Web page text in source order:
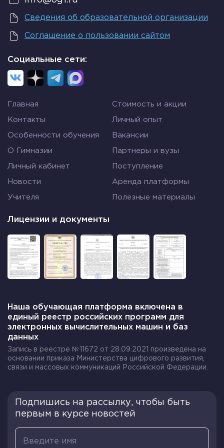
Также на народном собрании из числа
сенаторов избирались люди на следующие
8 преторов – проводили суды;
и устраивали зрелища;
2 цензора – руководили общественными
Вся власть по-прежнему была сосредоточена в
занимать управляющие должности и владеть
должны были участвовать в военных походах.
При этом захваченные земли делили между
собой только патриции.
Такая несправедливость стала причиной отказа
плебеев подчиниться консулам накануне
они в полном боевом облачении ушли из города
и стали лагерем на другом холме. Это очень
напугало патрициев, ведь они остались без
половины армии.
Результатом такого неповиновения стало
Сведения об образовательной организации
Соглашение о пользовании сайтом
Социальные сети:
Главная Стоимость и акции
Контакты Личный опыт
Особенности обучения Вакансии
О Гимназии Партнеры и вузы
Личный кабинет Поступление
Новости Аренда платформы
Учителя Полезные материалы
Лицензии и документы
Наша обучающая платформа включена в
единый реестр российских программ для
электронных вычислительных машин и баз
данных
Запись в реестре №11672 от 28.09.2021 произведена на
основании приказа Министерства цифрового развития,
связи и массовых коммуникаций Российской Федерации.
Подпишись на рассылку, чтобы быть
первым в курсе новостей